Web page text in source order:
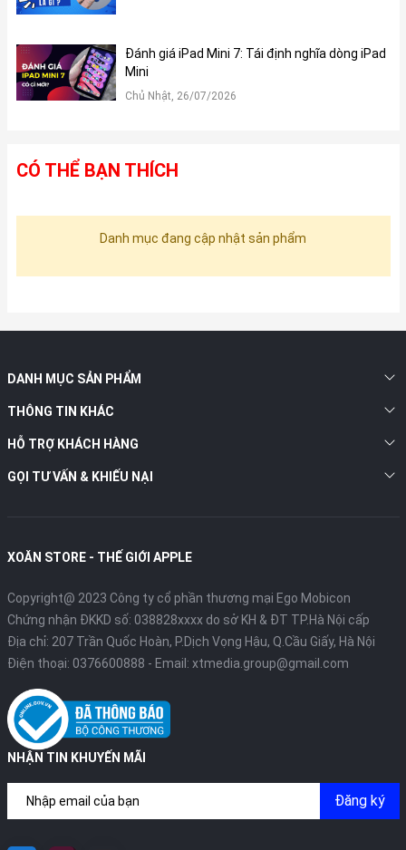
Đánh giá iPad Mini 7: Tái định nghĩa dòng iPad
Mini
Chủ Nhật, 26/07/2026
CÓ THỂ BẠN THÍCH
Danh mục đang cập nhật sản phẩm
DANH MỤC SẢN PHẨM
THÔNG TIN KHÁC
HỖ TRỢ KHÁCH HÀNG
GỌI TƯ VẤN & KHIẾU NẠI
XOĂN STORE - THẾ GIỚI APPLE
Copyright@ 2023 Công ty cổ phần thương mại Ego Mobicon
Chứng nhận ĐKKD số: 038828xxxx do sở KH & ĐT TP.Hà Nội cấp
Địa chỉ: 207 Trần Quốc Hoàn, P.Dịch Vọng Hậu, Q.Cầu Giấy, Hà Nội
Điện thoại: 0376600888 - Email: xtmedia.group@gmail.com
NHẬN TIN KHUYẾN MÃI
Đăng ký